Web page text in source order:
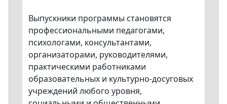
Выпускники программы становятся
профессиональными педагогами,
психологами, консультантами,
организаторами, руководителями,
практическими работниками
образовательных и культурно-досуговых
учреждений любого уровня,